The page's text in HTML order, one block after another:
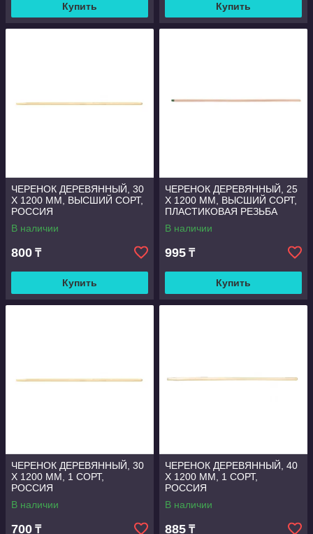
Купить Купить
ЧЕРЕНОК ДЕРЕВЯННЫЙ, 30
Х 1200 ММ, ВЫСШИЙ СОРТ,
РОССИЯ
В наличии
800 ₸
Купить
ЧЕРЕНОК ДЕРЕВЯННЫЙ, 25
Х 1200 ММ, ВЫСШИЙ СОРТ,
ПЛАСТИКОВАЯ РЕЗЬБА
(ПОДХОДИТ ДЛЯ МЕТЕЛ,
ЩЕТОК), РОССИЯ Подробне
В наличии
995 ₸
Купить
ЧЕРЕНОК ДЕРЕВЯННЫЙ, 30
Х 1200 ММ, 1 СОРТ,
РОССИЯ
В наличии
700 ₸
ЧЕРЕНОК ДЕРЕВЯННЫЙ, 40
Х 1200 ММ, 1 СОРТ,
РОССИЯ
В наличии
885 ₸